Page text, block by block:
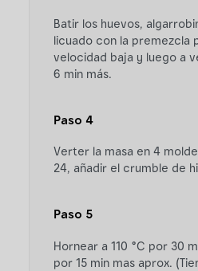
Batir los huevos,
licuado con la premezcla
velocidad baja y luego a
6 min más.
Paso 4
Verter la masa en 4
24, añadir el crumble de
Paso 5
Hornear a 110 °C por 30
por 15 min mas aprox.